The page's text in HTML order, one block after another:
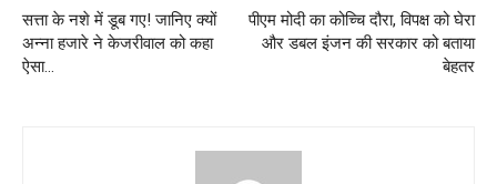
सत्ता के नशे में डूब गए! जानिए क्यों
अन्ना हजारे ने केजरीवाल को कहा
ऐसा…
पीएम मोदी का कोच्चि दौरा, विपक्ष को घेरा
और डबल इंजन की सरकार को बताया
बेहतर